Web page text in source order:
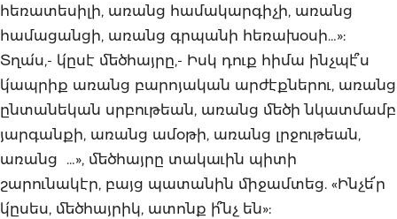
հեռատեսիլի, առանց համակարգիչի, առանց
համացանցի, առանց գրպանի հեռախօսի…»:
Տղա՛ս,- կ՛ըսէ մեծհայրը,- Իսկ դուք հիմա ինչպէ՞ս
կ՛ապրիք առանց բարոյական արժէքներու, առանց
ընտանեկան սրբութեան, առանց մեծի նկատմամբ
յարգանքի, առանց ամօթի, առանց լրջութեան,
առանց …», մեծհայրը տակաւին պիտի
շարունակէր, բայց պատանին միջամտեց. «Ինչե՜ր
կ՛ըսես, մեծհայրիկ, ատոնք ի՞նչ են»: